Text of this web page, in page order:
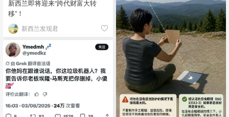
新西兰即将迎来“跨代财富大转
移”！
新西兰发现君